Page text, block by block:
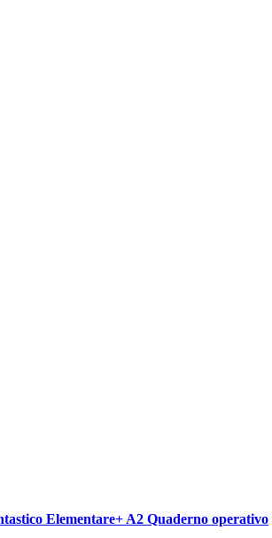
Elementare+ A2 Quaderno operativo